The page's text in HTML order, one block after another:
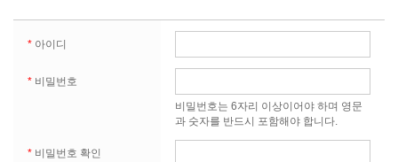
이 약관에서 사용하는 용어의 정의는 다음과 같습니다.
(가) 회원 : 회사의 약관에 동의하여 가입 신청을 하고, 회사가
승인한 자로서 이용자 아이디(ID) 및 비밀번호를 부여받아 회
사가 제공하는 서비스를 이용하는 자
(나) 가입 : 회원이 되고자 하는 자가 본 약관에 동의하여 회사
* 아이디
* 비밀번호
비밀번호는 6자리 이상이어야 하며 영문
과 숫자를 반드시 포함해야 합니다.
* 비밀번호 확인